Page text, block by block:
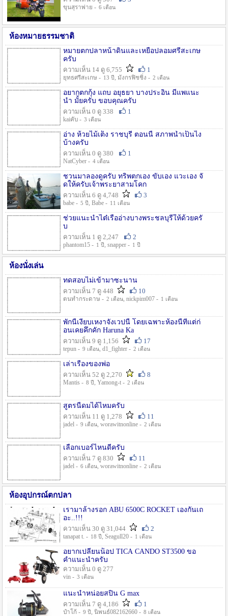
ขุนสุราพ่าย - 6 เดือน
ห้องหมายธรรมชาติ
หมายตกปลาหน้าดินและเหยื่อปลอมศรีสะเกษ
ครับ
ความเห็น 14 ดู 6,755
1
ยุทธศรีสะเกษ - 13 ปี , มังกรฟิชชิ่ง - 2 เดือน
อยากตกกุ้ง แถบ อยุธยา บางประอิน มีแพแนะ
นำ มั้ยครับ ขอบคุณครับ
ความเห็น 0 ดู 338
1
kaiคับ - 3 เดือน
อ่าง ห้วยไม้เต็ง ราชบุรี ตอนนี้ สภาพน้ำเป็นไง
บ้างครับ
ความเห็น 0 ดู 380
1
NatCyber - 4 เดือน
ชวนมาลองดูครับ ทริพตกเอง ขับเอง แวะเอง จั
ดให้ครับเจ้าพระยาสามโคก
ความเห็น 6 ดู 4,748
3
babe - 5 ปี , Babe - 11 เดือน
ช่วยแนะนำไต๋เรืออ่างบางพระชลบุรีให้ด้วยครั
บ
ความเห็น 1 ดู 2,247
2
phantom15 - 1 ปี , snapper - 1 ปี
ห้องนั่งเล่น
ทดสอบไม่เข้ามาซะนาน
ความเห็น 7 ดู 448
10
ตนทำกระดาษ - 2 เดือน, nickpim007 - 1 เดือน
พักนี้เงียบเหงาจังเวปนี้ โดยเฉพาะห้องนี้ที่แต่ก่
อนเคยคึกคัก Haruna Ka
ความเห็น 9 ดู 1,156
17
tepun - 9 เดือน, d1_fighter - 2 เดือน
เล่าเรื่องของพ่อ
ความเห็น 52 ดู 2,270
8
Mantis - 8 ปี , Yamong-t - 2 เดือน
สูตรนี้ดมได้ไหมครับ
ความเห็น 11 ดู 1,278
11
jadel - 9 เดือน, worawitnonline - 2 เดือน
เลือกเบอร์ไหนดีครับ
ความเห็น 7 ดู 830
11
jadel - 6 เดือน, worawitnonline - 2 เดือน
ห้องอุปกรณ์ตกปลา
เรามาล้างรอก ABU 6500C ROCKET เองกันเถ
อะ..!!!
ความเห็น 30 ดู 31,044
2
tanapat t. - 18 ปี , Seagull20 - 1 เดือน
อยากเปลี่ยนน็อป TICA CANDO ST3500 ขอ
คำแนะนำครับ
ความเห็น 0 ดู 277
vin - 3 เดือน
แนะนำหน่อยสปิน G max
ความเห็น 7 ดู 4,186
1
ป๋าโก้ - 9 ปี , นิพนธ์082162660 - 8 เดือน